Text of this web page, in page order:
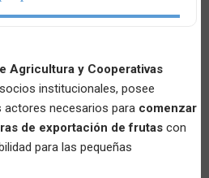
Agricultura y Cooperativas
institucionales, posee
actores necesarios para comenzar
de exportación de frutas con
para las pequeñas